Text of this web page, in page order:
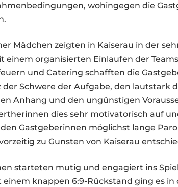
wohingegen die
Mädchen zeigten in Kaiserau in der
einem organisierten Einlaufen der
und Catering schafften die
der Schwere der Aufgabe, den lautstark
Anhang und den ungünstigen
dies sehr motivatorisch auf
Gastgeberinnen möglichst lange
zu Gunsten von Kaiserau
starteten mutig und engagiert ins
einem knappen 6:9-Rückstand ging es in